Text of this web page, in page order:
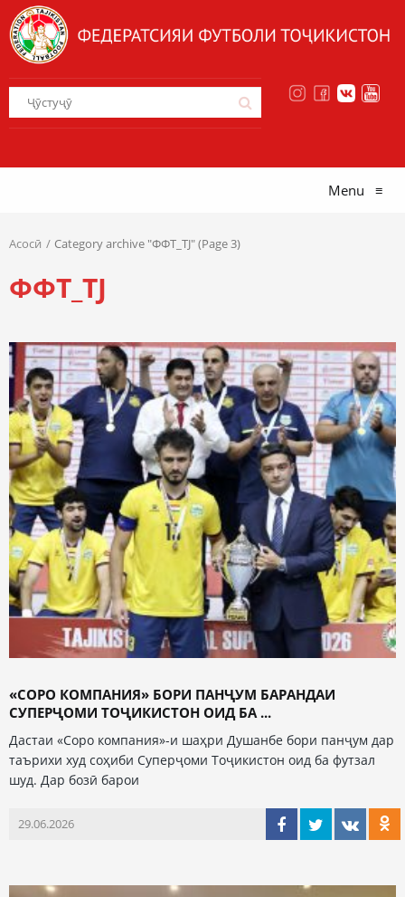
Menu ≡
Асосӣ Category archive "ФФТ_TJ" (Page 3)
ФФТ_TJ
«СОРО КОМПАНИЯ» БОРИ ПАНҶУМ БАРАНДАИ
СУПЕРҶОМИ ТОҶИКИСТОН ОИД БА ...
Дастаи «Соро компания»-и шаҳри Душанбе бори панҷум дар
таърихи худ соҳиби Суперҷоми Тоҷикистон оид ба футзал
шуд. Дар бозӣ барои
29.06.2026